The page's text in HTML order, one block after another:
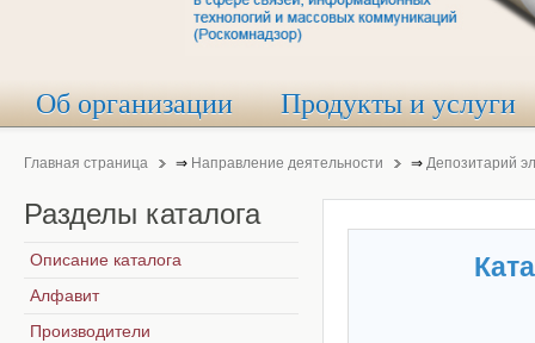
Об организации Продукты и услуги
Главная страница ⇒ Направление деятельности ⇒ Депозитарий
Разделы каталога
Описание каталога
Алфавит
Производители